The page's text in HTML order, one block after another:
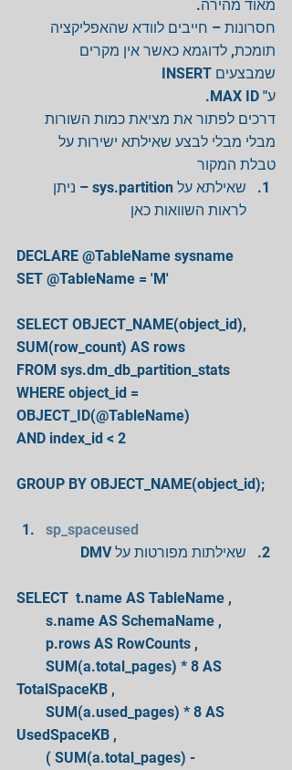
מאוד מהירה.
חסרונות – חייבים לוודא שהאפליקציה
תומכת, לדוגמא כאשר אין מקרים
שמבצעים INSERT
ע" MAX ID.
דרכים לפתור את מציאת כמות השורות
מבלי מבלי לבצע שאילתא ישירות על
טבלת המקור
שאילתא על sys.partition – ניתן
לראות השוואות כאן
DECLARE @TableName sysname
SET @TableName = 'M'
SELECT OBJECT_NAME(object_id),
SUM(row_count) AS rows
FROM sys.dm_db_partition_stats
WHERE object_id =
OBJECT_ID(@TableName)
AND index_id < 2
GROUP BY OBJECT_NAME(object_id);
sp_spaceused
שאילתות מפורטות על DMV
SELECT  t.name AS TableName ,
        s.name AS SchemaName ,
        p.rows AS RowCounts ,
TotalSpaceKB ,
UsedSpaceKB ,